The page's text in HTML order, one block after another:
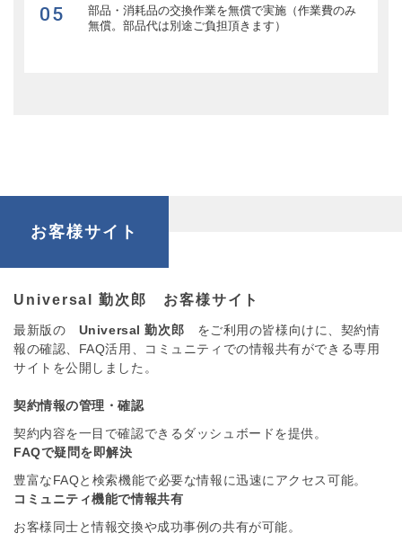
05
部品・消耗品の交換作業を無償で実施（作業費のみ
無償。部品代は別途ご負担頂きます）
お客様サイト
Universal 勤次郎 お客様サイト
最新版の Universal 勤次郎 をご利用の皆様向けに、契約情
報の確認、FAQ活用、コミュニティでの情報共有ができる専用
サイトを公開しました。
契約情報の管理・確認
契約内容を一目で確認できるダッシュボードを提供。
FAQで疑問を即解決
豊富なFAQと検索機能で必要な情報に迅速にアクセス可能。
コミュニティ機能で情報共有
お客様同士と情報交換や成功事例の共有が可能。